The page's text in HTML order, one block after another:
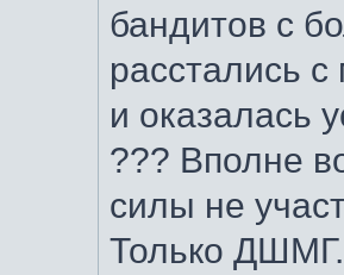
бандитов с
расстались
и оказалась
??? Вполне
силы не
Только ДШМГ.